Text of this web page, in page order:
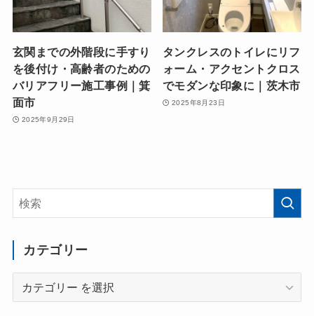
玄関までの外階段に手すり
を後付け・高齢者のための
バリアフリー施工事例｜箕
面市
2025年9月29日
タンクレスのトイレにリフ
ォーム・アクセントクロス
でモダンな印象に｜茨木市
2025年8月23日
カテゴリー
テ